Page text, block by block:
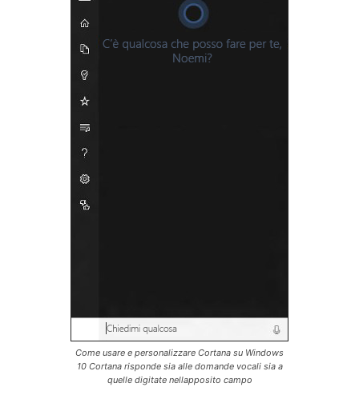
Come usare e personalizzare Cortana su Windows
10 Cortana risponde sia alle domande vocali sia a
quelle digitate nellapposito campo